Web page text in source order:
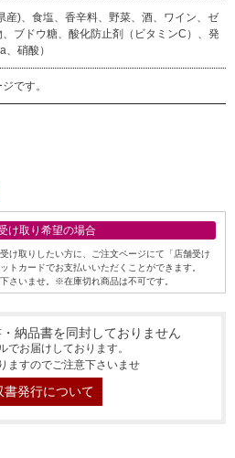
産)、食塩、香辛料、野菜、酒、ワイン、ゼ
ブドウ糖、酸化防止剤（ビタミンC）、発
硝酸）
です。
け取り希望の場合
け取りしたい方に、ご注文ページにて「店舗受け
トカードでお支払いいただくことができます。
さいませ。※在庫切れ商品は不可です。
納品書を同封しておりません
でお届けしております。
ますのでご注意下さいませ
書発行について